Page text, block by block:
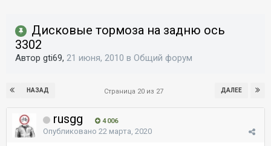
Дисковые тормоза на задню ось
3302
Автор gti69, 21 июня, 2010 в Общий форум
НАЗАД ДАЛЕЕ
Страница 20 из 27
rusgg 4 006
Опубликовано 22 марта, 2020